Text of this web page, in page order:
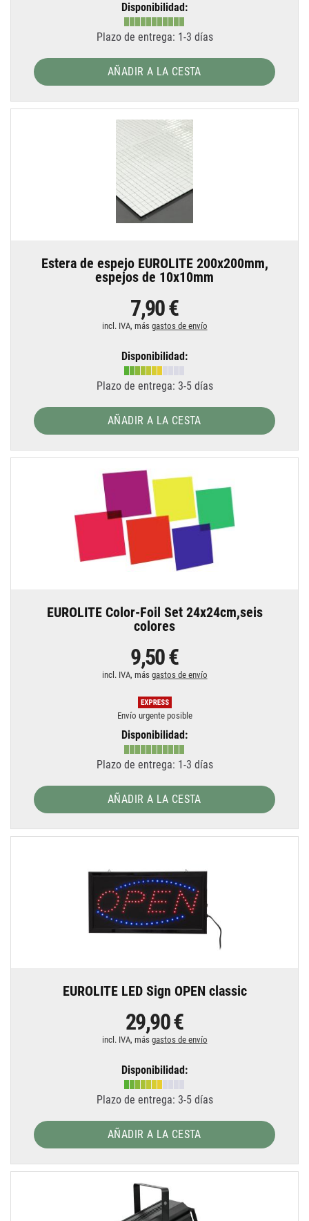
Disponibilidad:
Plazo de entrega: 1-3 días
AÑADIR A LA CESTA
Estera de espejo EUROLITE 200x200mm,
espejos de 10x10mm
7,90 €
incl. IVA, más gastos de envío
Disponibilidad:
Plazo de entrega: 3-5 días
AÑADIR A LA CESTA
EUROLITE Color-Foil Set 24x24cm,seis
colores
9,50 €
incl. IVA, más gastos de envío
Envío urgente posible
Disponibilidad:
Plazo de entrega: 1-3 días
AÑADIR A LA CESTA
EUROLITE LED Sign OPEN classic
29,90 €
incl. IVA, más gastos de envío
Disponibilidad:
Plazo de entrega: 3-5 días
AÑADIR A LA CESTA